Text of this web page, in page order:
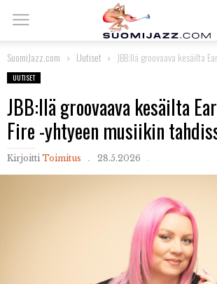
SuomiJazz.com Uutiset JBB:llä groovaava kesäilta Earth,
UUTISET
JBB:llä groovaava kesäilta
Fire -yhtyeen musiikin
Kirjoitti Toimitus 28.5.2026